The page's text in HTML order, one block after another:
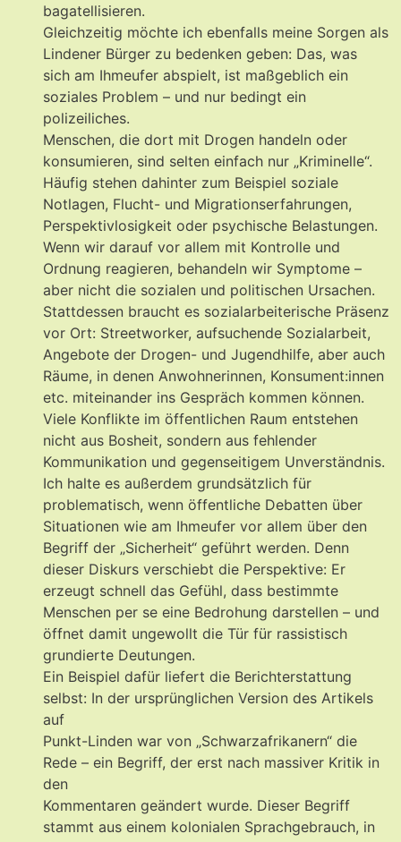
bagatellisieren.
Gleichzeitig möchte ich ebenfalls meine Sorgen als
Lindener Bürger zu bedenken geben: Das, was
sich am Ihmeufer abspielt, ist maßgeblich ein
soziales Problem – und nur bedingt ein
polizeiliches.
Menschen, die dort mit Drogen handeln oder
konsumieren, sind selten einfach nur „Kriminelle“.
Häufig stehen dahinter zum Beispiel soziale
Notlagen, Flucht- und Migrationserfahrungen,
Perspektivlosigkeit oder psychische Belastungen.
Wenn wir darauf vor allem mit Kontrolle und
Ordnung reagieren, behandeln wir Symptome –
aber nicht die sozialen und politischen Ursachen.
Stattdessen braucht es sozialarbeiterische Präsenz
vor Ort: Streetworker, aufsuchende Sozialarbeit,
Angebote der Drogen- und Jugendhilfe, aber auch
Räume, in denen Anwohnerinnen, Konsument:innen
etc. miteinander ins Gespräch kommen können.
Viele Konflikte im öffentlichen Raum entstehen
nicht aus Bosheit, sondern aus fehlender
Kommunikation und gegenseitigem Unverständnis.
Ich halte es außerdem grundsätzlich für
problematisch, wenn öffentliche Debatten über
Situationen wie am Ihmeufer vor allem über den
Begriff der „Sicherheit“ geführt werden. Denn
dieser Diskurs verschiebt die Perspektive: Er
erzeugt schnell das Gefühl, dass bestimmte
Menschen per se eine Bedrohung darstellen – und
öffnet damit ungewollt die Tür für rassistisch
grundierte Deutungen.
Ein Beispiel dafür liefert die Berichterstattung
selbst: In der ursprünglichen Version des Artikels
auf
Punkt-Linden war von „Schwarzafrikanern“ die
Rede – ein Begriff, der erst nach massiver Kritik in
den
Kommentaren geändert wurde. Dieser Begriff
stammt aus einem kolonialen Sprachgebrauch, in